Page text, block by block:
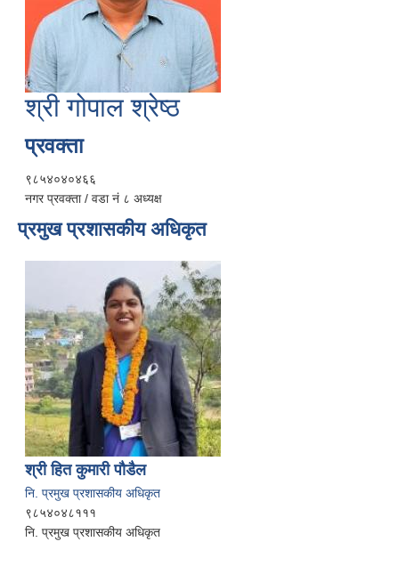
श्री गोपाल श्रेष्ठ
प्रवक्ता
९८५४०४०४६६
नगर प्रवक्ता / वडा नं ८ अध्यक्ष
प्रमुख प्रशासकीय अधिकृत
श्री हित कुमारी पौडैल
नि. प्रमुख प्रशासकीय अधिकृत
९८५४०४८१११
नि. प्रमुख प्रशासकीय अधिकृत